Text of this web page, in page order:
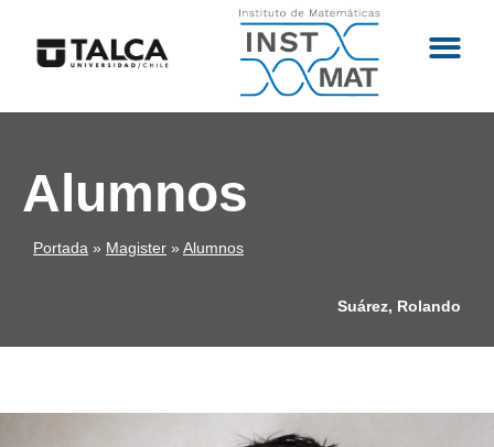
Alumnos
Portada » Magister » Alumnos
Suárez, Rolando